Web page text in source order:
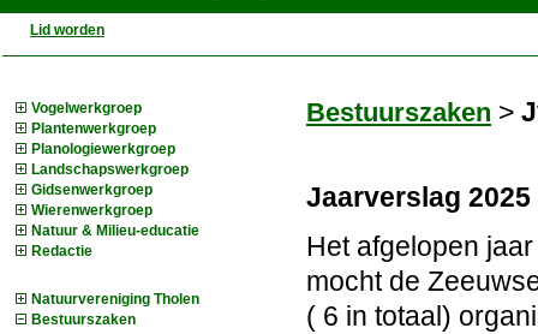
Lid worden
Vogelwerkgroep
Plantenwerkgroep
Planologiewerkgroep
Landschapswerkgroep
Gidsenwerkgroep
Wierenwerkgroep
Natuur & Milieu-educatie
Redactie
Natuurvereniging Tholen
Bestuurszaken
Bestuurszaken >
Jaarverslag
Het afgelopen
mocht de
( 6 in totaal)